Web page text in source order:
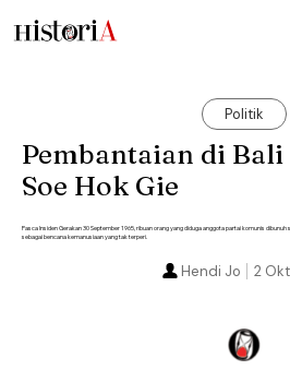
Politik
Pembantaian di Bali
Soe Hok Gie
Pasca Insiden Gerakan 30 September 1965, ribuan orang yang diduga anggota partai komunis
sebagai bencana kemanusiaan yang tak terperi.
2
Hendi Jo